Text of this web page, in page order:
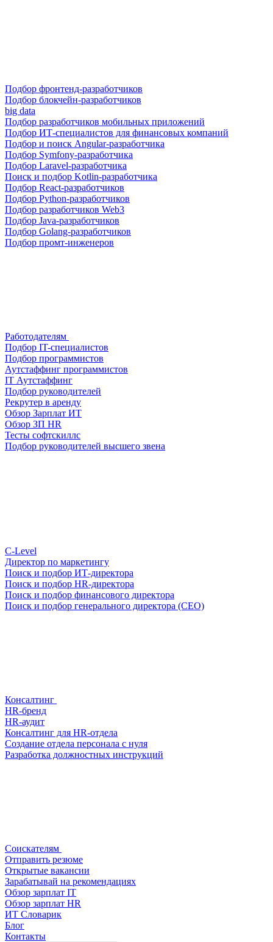
Подбор фронтенд-разработчиков
Подбор блокчейн-разработчиков
big data
Подбор разработчиков мобильных приложений
Подбор ИТ-специалистов для финансовых компаний
Подбор и поиск Angular-разработчика
Подбор Symfony-разработчика
Подбор Laravel-разработчика
Поиск и подбор Kotlin-разработчика
Подбор React-разработчиков
Подбор Python-разработчиков
Подбор разработчиков Web3
Подбор Java-разработчиков
Подбор Golang-разработчиков
Подбор промт-инженеров
Работодателям
Подбор IT-специалистов
Подбор программистов
Аутстаффинг программистов
IT Аутстаффинг
Подбор руководителей
Рекрутер в аренду
Обзор Зарплат ИТ
Обзор ЗП HR
Тесты софтскиллс
Подбор руководителей высшего звена
С-Level
Директор по маркетингу
Поиск и подбор ИТ-директора
Поиск и подбор HR-директора
Поиск и подбор финансового директора
Поиск и подбор генерального директора (CEO)
Консалтинг
HR-бренд
HR-аудит
Консалтинг для HR-отдела
Создание отдела персонала с нуля
Разработка должностных инструкций
Соискателям
Отправить резюме
Открытые вакансии
Зарабатывай на рекомендациях
Обзор зарплат IT
Обзор зарплат HR
ИТ Словарик
Блог
Контакты